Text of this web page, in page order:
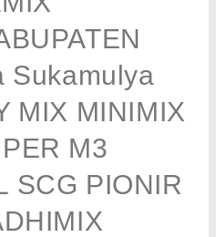
Sukamulya
MIX MINIMIX
M3
SCG PIONIR